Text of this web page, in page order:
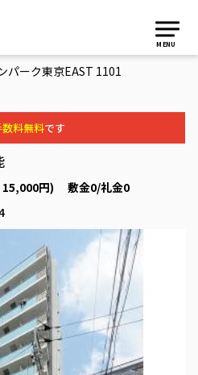
MENU
パーク東京EAST 1101
料無料です
円) 敷金0/礼金0